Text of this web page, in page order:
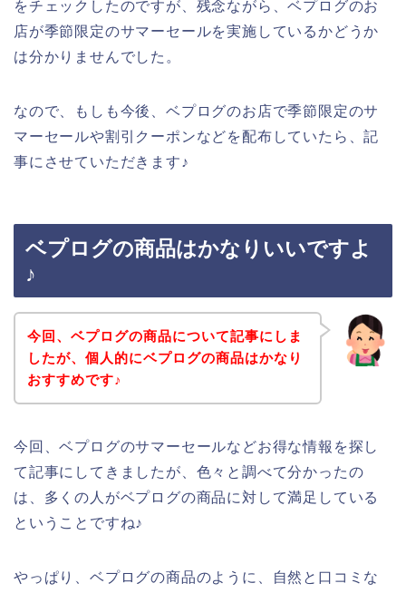
をチェックしたのですが、残念ながら、ベプログのお
店が季節限定のサマーセールを実施しているかどうか
は分かりませんでした。
なので、もしも今後、ベプログのお店で季節限定のサ
マーセールや割引クーポンなどを配布していたら、記
事にさせていただきます♪
ベプログの商品はかなりいいですよ
♪
今回、ベプログの商品について記事にしま
したが、個人的にベプログの商品はかなり
おすすめです♪
今回、ベプログのサマーセールなどお得な情報を探し
て記事にしてきましたが、色々と調べて分かったの
は、多くの人がベプログの商品に対して満足している
ということですね♪
やっぱり、ベプログの商品のように、自然と口コミな